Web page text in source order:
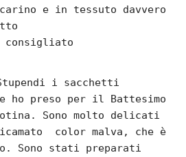
e in tessuto davvero
consigliato
i sacchetti
ho preso per il Battesimo
Sono molto delicati
color malva, che è
Sono stati preparati